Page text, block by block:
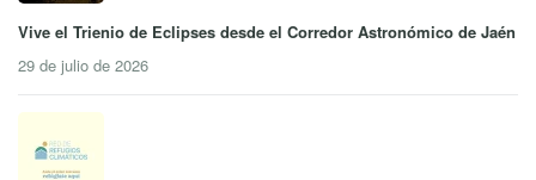
Vive el Trienio de Eclipses desde el Corredor Astronómico de Jaén
29 de julio de 2026